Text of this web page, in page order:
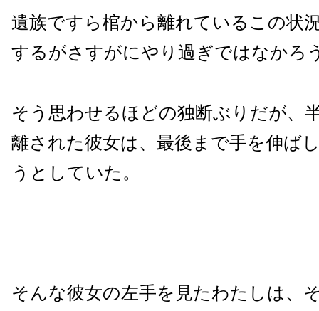
遺族ですら棺から離れているこの状
するがさすがにやり過ぎではなかろ
そう思わせるほどの独断ぶりだが、
離された彼女は、最後まで手を伸ば
うとしていた。
そんな彼女の左手を見たわたしは、